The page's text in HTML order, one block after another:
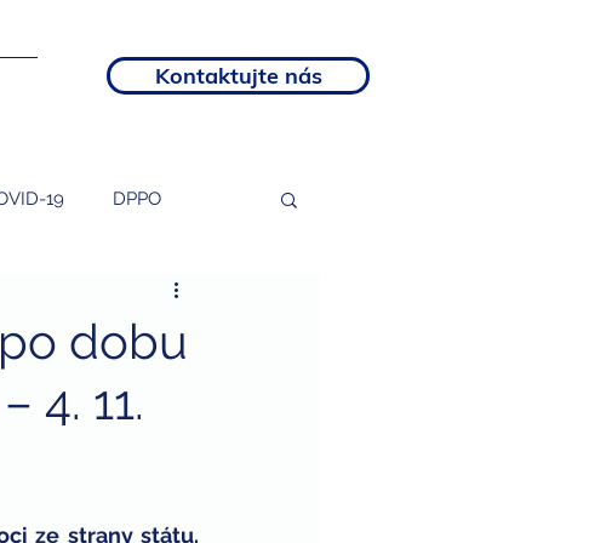
Kontaktujte nás
19 DPPO
podnikatelé
rozvojový program
dobu
4. 11.
ze strany státu.